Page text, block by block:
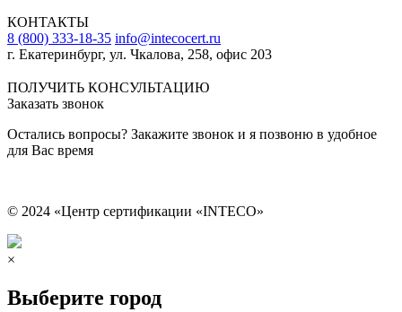
КОНТАКТЫ
8 (800) 333-18-35 info@intecocert.ru
г. Екатеринбург, ул. Чкалова, 258, офис 203
ПОЛУЧИТЬ КОНСУЛЬТАЦИЮ
Заказать звонок
Остались вопросы? Закажите звонок и я позвоню в удобное
для Вас время
© 2024 «Центр сертификации «INTECO»
×
Выберите город